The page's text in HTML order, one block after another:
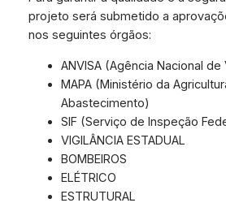
projeto será submetido a
nos seguintes órgãos:
ANVISA (Agência Nacional de
MAPA (Ministério da
Abastecimento)
SIF (Serviço de Inspeção
VIGILÂNCIA ESTADUAL
BOMBEIROS
ELÉTRICO
ESTRUTURAL